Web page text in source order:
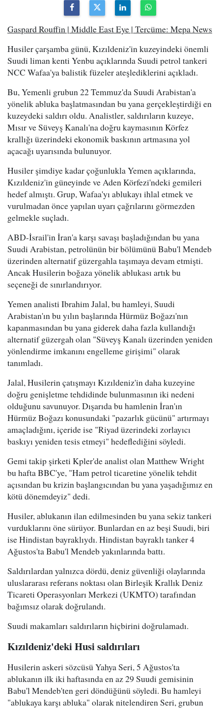
Gaspard Rouffin | Middle East Eye | Tercüme: Mepa News
Husiler çarşamba günü, Kızıldeniz'in kuzeyindeki önemli
Suudi liman kenti Yenbu açıklarında Suudi petrol tankeri
NCC Wafaa'ya balistik füzeler ateşlediklerini açıkladı.
Bu, Yemenli grubun 22 Temmuz'da Suudi Arabistan'a
yönelik abluka başlatmasından bu yana gerçekleştirdiği en
kuzeydeki saldırı oldu. Analistler, saldırıların kuzeye,
Mısır ve Süveyş Kanalı'na doğru kaymasının Körfez
krallığı üzerindeki ekonomik baskının artmasına yol
açacağı uyarısında bulunuyor.
Husiler şimdiye kadar çoğunlukla Yemen açıklarında,
Kızıldeniz'in güneyinde ve Aden Körfezi'ndeki gemileri
hedef almıştı. Grup, Wafaa'yı ablukayı ihlal etmek ve
vurulmadan önce yapılan uyarı çağrılarını görmezden
gelmekle suçladı.
ABD-İsrail'in İran'a karşı savaşı başladığından bu yana
Suudi Arabistan, petrolünün bir bölümünü Babu'l Mendeb
üzerinden alternatif güzergahla taşımaya devam etmişti.
Ancak Husilerin boğaza yönelik ablukası artık bu
seçeneği de sınırlandırıyor.
Yemen analisti Ibrahim Jalal, bu hamleyi, Suudi
Arabistan'ın bu yılın başlarında Hürmüz Boğazı'nın
kapanmasından bu yana giderek daha fazla kullandığı
alternatif güzergah olan "Süveyş Kanalı üzerinden yeniden
yönlendirme imkanını engelleme girişimi" olarak
tanımladı.
Jalal, Husilerin çatışmayı Kızıldeniz'in daha kuzeyine
doğru genişletme tehdidinde bulunmasının iki nedeni
olduğunu savunuyor. Dışarıda bu hamlenin İran'ın
Hürmüz Boğazı konusundaki "pazarlık gücünü" artırmayı
amaçladığını, içeride ise "Riyad üzerindeki zorlayıcı
baskıyı yeniden tesis etmeyi" hedeflediğini söyledi.
Gemi takip şirketi Kpler'de analist olan Matthew Wright
bu hafta BBC'ye, "Ham petrol ticaretine yönelik tehdit
açısından bu krizin başlangıcından bu yana yaşadığımız en
kötü dönemdeyiz" dedi.
Husiler, ablukanın ilan edilmesinden bu yana sekiz tankeri
vurduklarını öne sürüyor. Bunlardan en az beşi Suudi, biri
ise Hindistan bayraklıydı. Hindistan bayraklı tanker 4
Ağustos'ta Babu'l Mendeb yakınlarında battı.
Saldırılardan yalnızca dördü, deniz güvenliği olaylarında
uluslararası referans noktası olan Birleşik Krallık Deniz
Ticareti Operasyonları Merkezi (UKMTO) tarafından
bağımsız olarak doğrulandı.
Suudi makamları saldırıların hiçbirini doğrulamadı.
Kızıldeniz'deki Husi saldırıları
Husilerin askeri sözcüsü Yahya Seri, 5 Ağustos'ta
ablukanın ilk iki haftasında en az 29 Suudi gemisinin
Babu'l Mendeb'ten geri döndüğünü söyledi. Bu hamleyi
"ablukaya karşı abluka" olarak nitelendiren Seri, grubun